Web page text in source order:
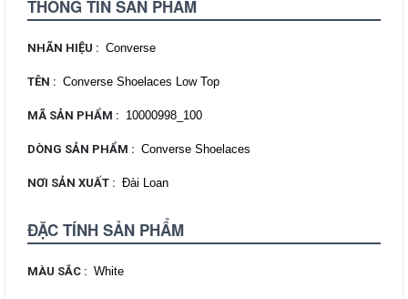
THÔNG TIN SẢN PHẨM
NHÃN HIỆU : Converse
TÊN : Converse Shoelaces Low Top
MÃ SẢN PHẨM : 10000998_100
DÒNG SẢN PHẨM : Converse Shoelaces
NƠI SẢN XUẤT : Đài Loan
ĐẶC TÍNH SẢN PHẨM
MÀU SẮC : White